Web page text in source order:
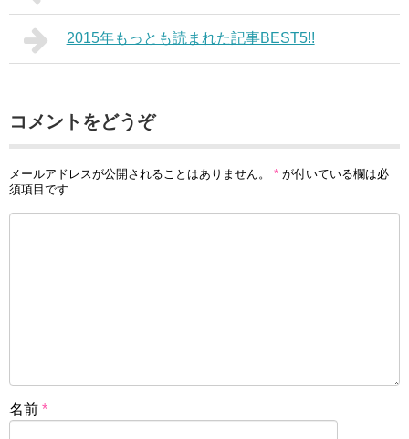
2015年もっとも読まれた記事BEST5!!
コメントをどうぞ
メールアドレスが公開されることはありません。 * が付いている欄は必
須項目です
名前 *